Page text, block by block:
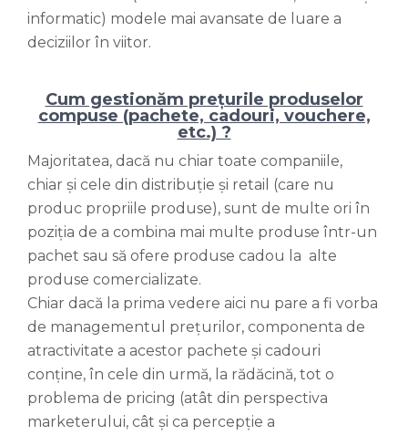
informatic) modele mai avansate de luare a
deciziilor în viitor.
Cum gestionăm prețurile produselor
compuse (pachete, cadouri, vouchere,
etc.) ?
Majoritatea, dacă nu chiar toate companiile,
chiar și cele din distribuție și retail (care nu
produc propriile produse), sunt de multe ori în
poziția de a combina mai multe produse într-un
pachet sau să ofere produse cadou la alte
produse comercializate.
Chiar dacă la prima vedere aici nu pare a fi vorba
de managementul prețurilor, componenta de
atractivitate a acestor pachete și cadouri
conține, în cele din urmă, la rădăcină, tot o
problema de pricing (atât din perspectiva
marketerului, cât și ca percepție a